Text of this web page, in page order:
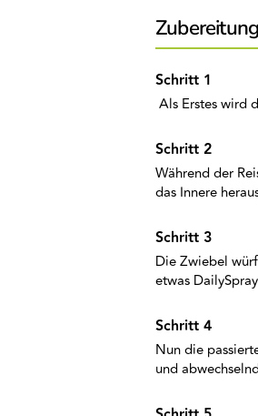
Zubereitung
Als Erstes wird
Während der
das Innere
Die Zwiebel
etwas
Nun die
und